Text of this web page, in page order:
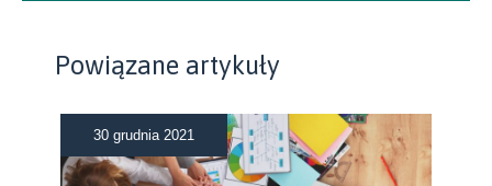
Powiązane artykuły
30 grudnia 2021